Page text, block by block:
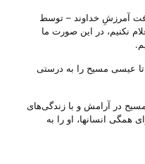
آمرزشِ خداوند – توسط
نکنیم، در این صورت ما
عیسی مسیح را به درستی
در آرامش و با زندگی‌های
همگی انسانها، او را به